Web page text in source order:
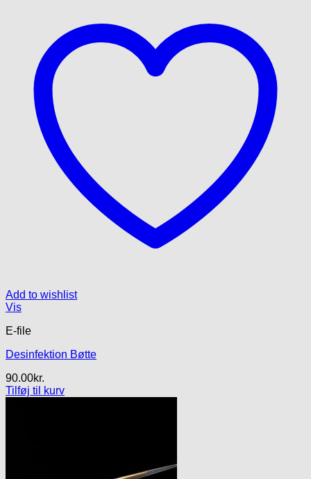
Add to wishlist
Vis
E-file
Desinfektion Bøtte
90.00kr.
Tilføj til kurv